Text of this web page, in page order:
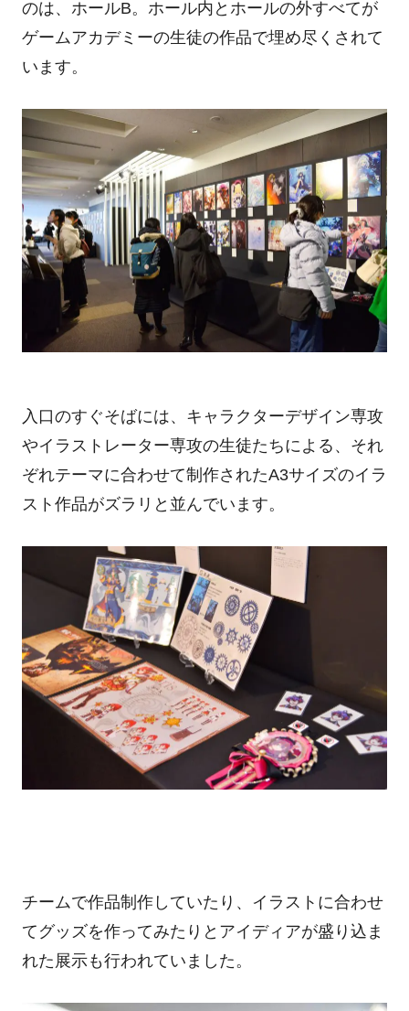
のは、ホールB。ホール内とホールの外すべてが
ゲームアカデミーの生徒の作品で埋め尽くされて
います。
入口のすぐそばには、キャラクターデザイン専攻
やイラストレーター専攻の生徒たちによる、それ
ぞれテーマに合わせて制作されたA3サイズのイラ
スト作品がズラリと並んでいます。
チームで作品制作していたり、イラストに合わせ
てグッズを作ってみたりとアイディアが盛り込ま
れた展示も行われていました。